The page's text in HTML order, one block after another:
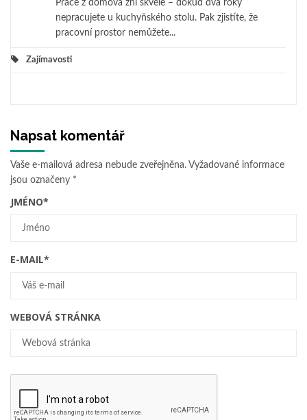
Práce z domova zní skvěle – dokud dva roky
nepracujete u kuchyňského stolu. Pak zjistíte, že
pracovní prostor nemůžete...
Zajímavosti
Napsat komentář
Vaše e-mailová adresa nebude zveřejněna. Vyžadované informace
jsou označeny *
JMÉNO*
E-MAIL*
WEBOVÁ STRÁNKA